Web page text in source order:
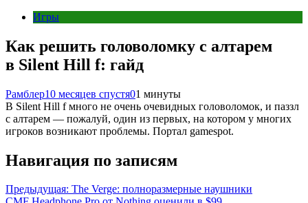
Игры
Как решить головоломку с алтарем
в Silent Hill f: гайд
Рамблер10 месяцев спустя01 минуты
В Silent Hill f много не очень очевидных головоломок, и паззл
с алтарем — пожалуй, один из первых, на котором у многих
игроков возникают проблемы. Портал gamespot.
Навигация по записям
Предыдущая: The Verge: полноразмерные наушники